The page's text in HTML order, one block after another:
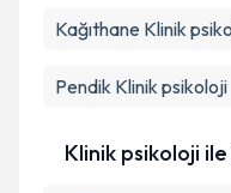
Kağıthane Klinik
Pendik Klinik psikoloji
Klinik psikoloji